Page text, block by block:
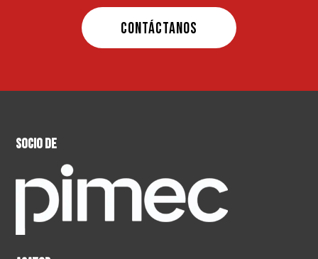
CONTÁCTANOS
socio de